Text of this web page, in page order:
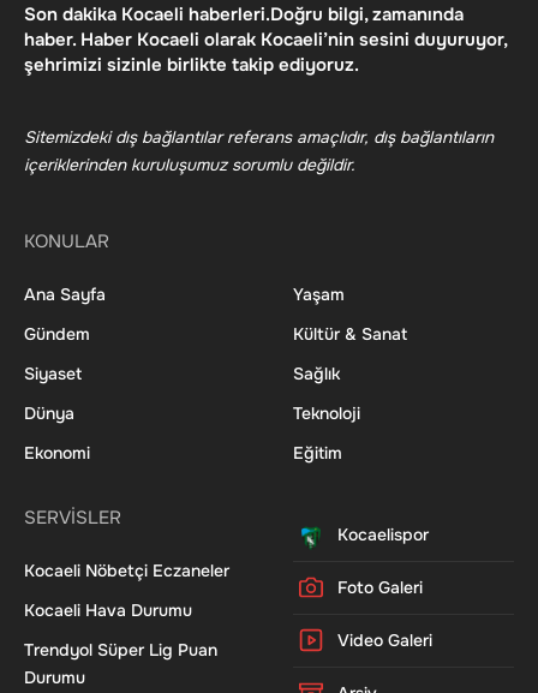
Son dakika Kocaeli haberleri.Doğru bilgi, zamanında
haber. Haber Kocaeli olarak Kocaeli’nin sesini duyuruyor,
şehrimizi sizinle birlikte takip ediyoruz.
Sitemizdeki dış bağlantılar referans amaçlıdır, dış bağlantıların
içeriklerinden kuruluşumuz sorumlu değildir.
KONULAR
Ana Sayfa
Gündem
Siyaset
Dünya
Ekonomi
Yaşam
Kültür & Sanat
Sağlık
Teknoloji
Eğitim
SERVİSLER
Kocaeli Nöbetçi Eczaneler
Kocaeli Hava Durumu
Trendyol Süper Lig Puan
Durumu
Kocaelispor
Foto Galeri
Video Galeri